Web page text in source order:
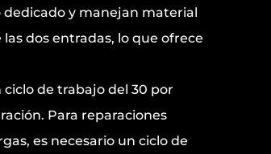
dedicado y manejan material
dos entradas, lo que ofrece
de trabajo del 30 por
Para reparaciones
es necesario un ciclo de